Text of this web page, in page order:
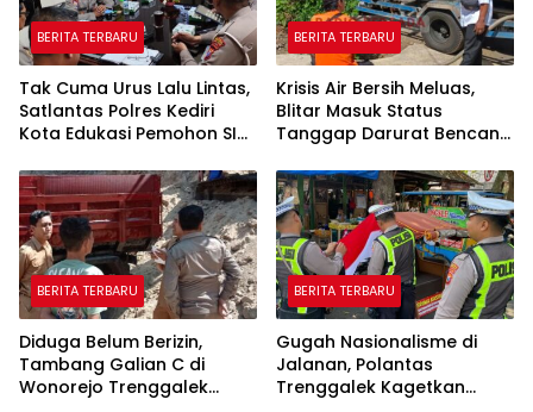
BERITA TERBARU
Tak Cuma Urus Lalu Lintas,
Satlantas Polres Kediri
Kota Edukasi Pemohon SIM
Pelatihan AI
BERITA TERBARU
Krisis Air Bersih Meluas,
Blitar Masuk Status
Tanggap Darurat Bencana
BERITA TERBARU
Diduga Belum Berizin,
Tambang Galian C di
Wonorejo Trenggalek
BERITA TERBARU
Gugah Nasionalisme di
Jalanan, Polantas
Trenggalek Kagetkan